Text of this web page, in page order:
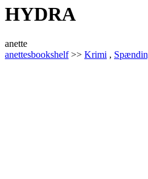
HYDRA
anette
anettesbookshelf>> Krimi ,